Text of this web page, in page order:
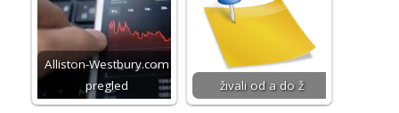
Alliston-Westbury.com
pregled
živali od a do ž